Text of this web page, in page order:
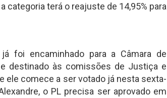
categoria terá o reajuste de 14,95% para
foi encaminhado para a Câmara de
destinado às comissões de Justiça e
ele comece a ser votado já nesta sexta-
o PL precisa ser aprovado em